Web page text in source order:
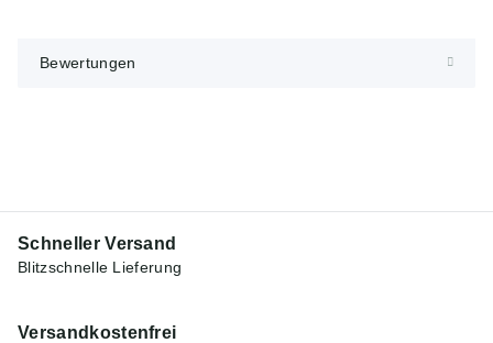
Bewertungen
Schneller Versand
Blitzschnelle Lieferung
Versandkostenfrei